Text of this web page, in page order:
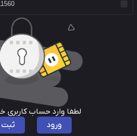
لطفا وارد حساب کاربری
ورود
ثبت نام